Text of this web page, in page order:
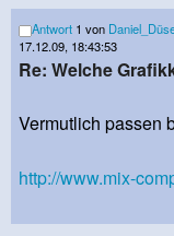
Antwort 1 von
17.12.09, 18:43:53
Re: Welche
Vermutlich passen
http://www.mix-